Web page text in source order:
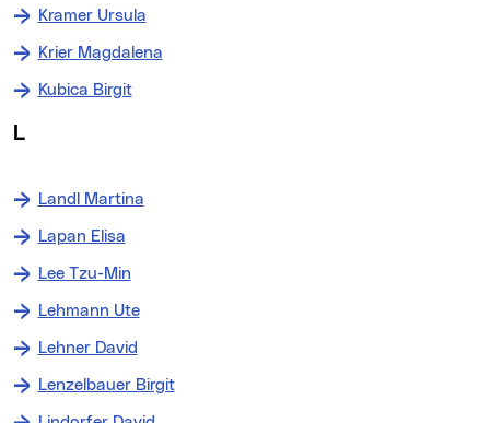
Kramer Ursula
Krier Magdalena
Kubica Birgit
L
Landl Martina
Lapan Elisa
Lee Tzu-Min
Lehmann Ute
Lehner David
Lenzelbauer Birgit